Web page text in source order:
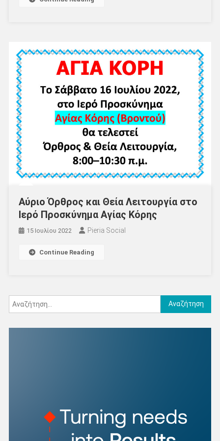
Αύριο Όρθρος και Θεία Λειτουργία στο
Ιερό Προσκύνημα Αγίας Κόρης
15 Ιουλίου 2022 Pieria Social
Continue Reading
Αναζήτηση
για: